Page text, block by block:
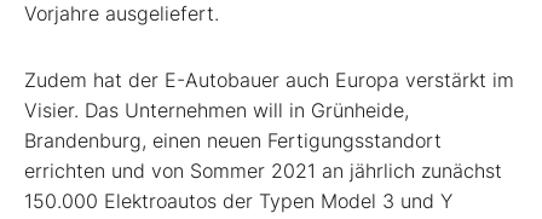
Vorjahre ausgeliefert.
Zudem hat der E-Autobauer auch Europa verstärkt im
Visier. Das Unternehmen will in Grünheide,
Brandenburg, einen neuen Fertigungsstandort
errichten und von Sommer 2021 an jährlich zunächst
150.000 Elektroautos der Typen Model 3 und Y